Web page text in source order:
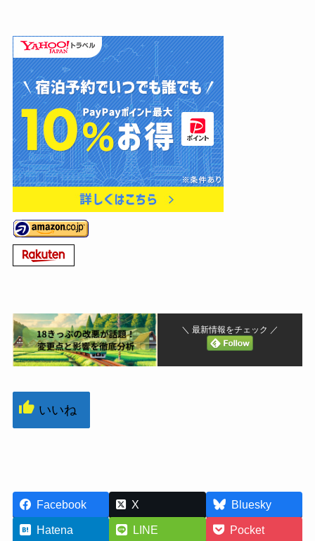
＼ 最新情報をチェック ／
いいね
Facebook X
Bluesky
Hatena
LINE Pocket